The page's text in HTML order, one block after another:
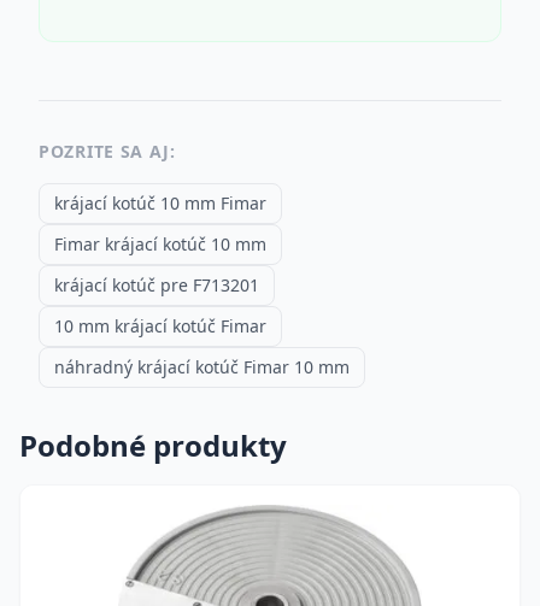
POZRITE SA AJ:
krájací kotúč 10 mm Fimar
Fimar krájací kotúč 10 mm
krájací kotúč pre F713201
10 mm krájací kotúč Fimar
náhradný krájací kotúč Fimar 10 mm
Podobné produkty